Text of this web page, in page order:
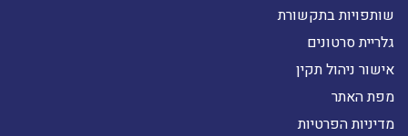
שותפויות בתקשורת
גלריית סרטונים
אישור ניהול תקין
מפת האתר
מדיניות הפרטיות